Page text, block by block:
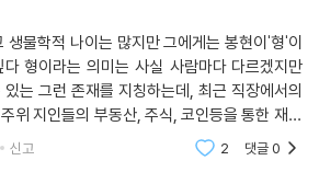
! 164
축계좌 시장 배분이 필요하다?
드는 기본! IRP는 필수!
을 납입할 수 있는 고소득자라면?
만원 추가 납입 추천!
하지 말자!
물학적 나이는 많지만 그에게는 봉현이'형'이
지만
존재를 지칭하는데, 최근 직장에서의
위 지인들의 부동산, 주식, 코인등을 통한 재산
신고 2 댓글0